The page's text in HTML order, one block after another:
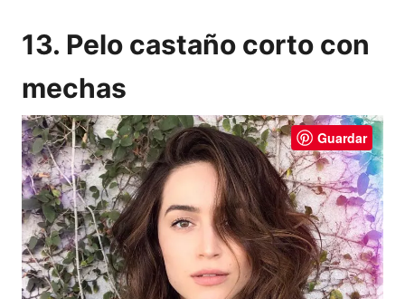
13. Pelo castaño corto con
mechas
Guardar